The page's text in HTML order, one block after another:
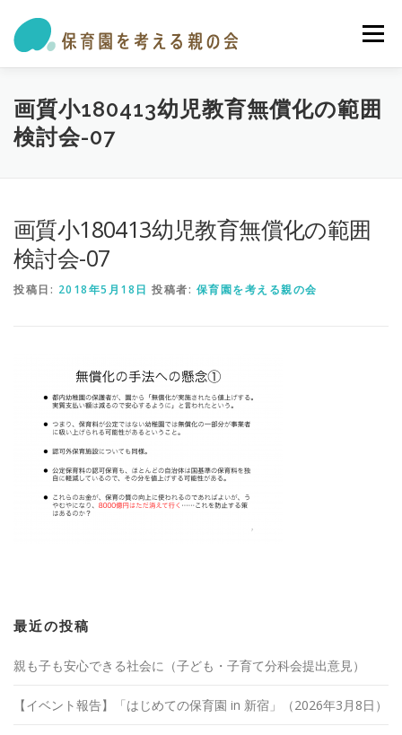
メニュー
私たちの活動 保育園・学童ガイド トピックス
画質小180413幼児教育無償化の範囲
検討会-07
画質小180413幼児教育無償化の範囲
検討会-07
投稿日: 2018年5月18日 投稿者: 保育園を考える親の会
最近の投稿
親も子も安心できる社会に（子ども・子育て分科会提出意見）
【イベント報告】「はじめての保育園 in 新宿」（2026年3月8日）